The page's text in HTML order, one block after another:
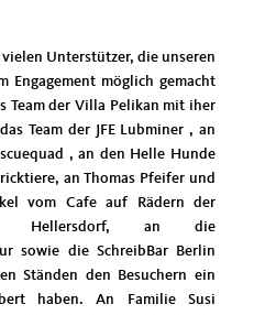
Unterstützer, die unseren
Engagement möglich gemacht
Team der Villa Pelikan mit iher
Team der JFE Lubminer , an
, an den Helle Hunde
an Thomas Pfeifer und
vom Cafe auf Rädern der
Hellersdorf, an die
sowie die SchreibBar Berlin
Ständen den Besuchern ein
haben. An Familie Susi